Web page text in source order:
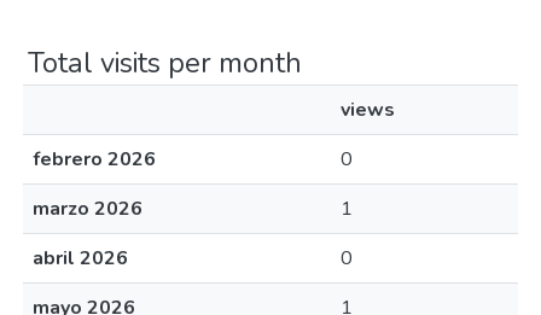
Total visits per month
views
febrero 2026
0
marzo 2026
1
abril 2026
0
mayo 2026
1